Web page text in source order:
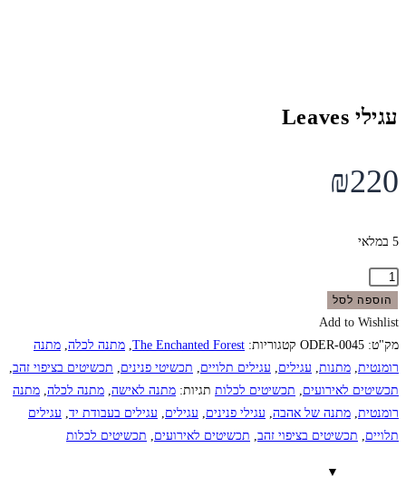
עגילי Leaves
₪220
5 במלאי
כמות
של
עגילי
Leaves
הוספה לסל
Add to Wishlist
מק"ט: ODER-0045 קטגוריות: The Enchanted Forest מתנה לכלה מתנה
רומנטית מתנות עגילים עגילים תלויים תכשיטי פנינים תכשיטים בציפוי זהב
תכשיטים לאירועים
תכשיטים לכלות תגיות: מתנה לאישה מתנה לכלה מתנה
רומנטית מתנה של אהבה עגילי פנינים עגילים עגילים בעבודת יד עגילים
תלויים
תכשיטים בציפוי זהב תכשיטים לאירועים תכשיטים לכלות